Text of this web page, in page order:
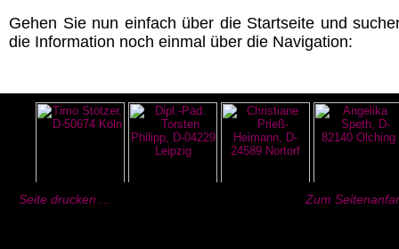
Gehen Sie nun einfach über die Startseite und
die Information noch einmal über die Navigation:
Seite drucken ... Zum